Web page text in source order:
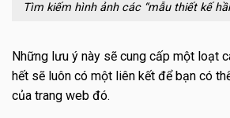
Tìm kiếm hình ảnh các “mẫu thiết kế
Những lưu ý này sẽ cung cấp một loạt
hết sẽ luôn có một liên kết để bạn có
của trang web đó.